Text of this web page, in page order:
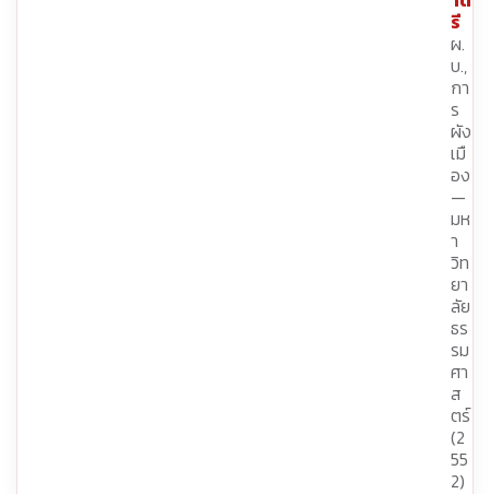
รี
ผ.
บ.,
กา
ร
ผัง
เมื
อง
—
มห
า
วิท
ยา
ลัย
ธร
รม
ศา
ส
ตร์
(2
55
2)